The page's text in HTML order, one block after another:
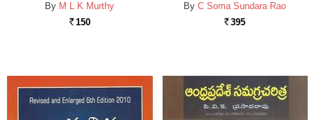
By M L K Murthy
Rs. 150
By C Soma Sundara Rao
Rs. 395